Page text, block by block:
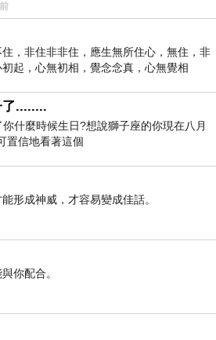
，星期一出門上班時，心裡沒有一
，非住非非住，應生無所住心，無住，非
起，心無初相，覺念念真，心無覺相
........
麼時候生日?想說獅子座的你現在八月
置信地看著這個
形成神威，才容易變成佳話。
你配合。